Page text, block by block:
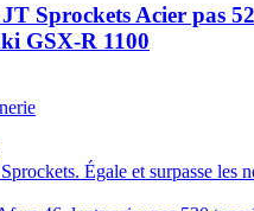
Sprockets Acier pas
GSX-R 1100
Égale et surpasse les